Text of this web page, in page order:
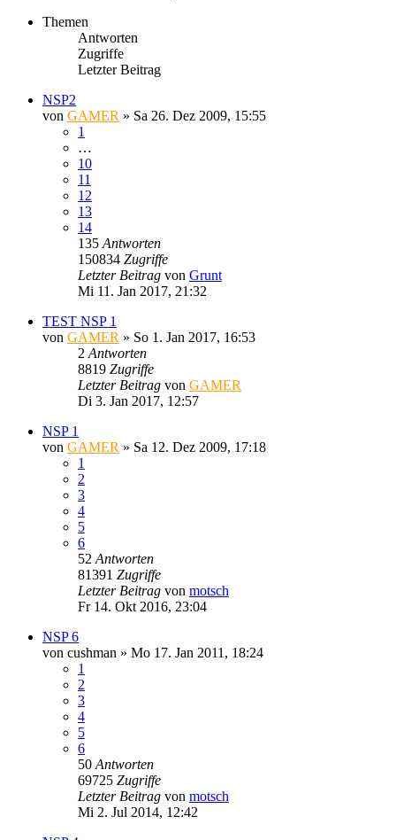
Themen
Antworten
Zugriffe
Letzter Beitrag
NSP2
von GAMER » Sa 26. Dez 2009, 15:55
1
…
10
11
12
13
14
135 Antworten
150834 Zugriffe
Letzter Beitrag von Grunt
Mi 11. Jan 2017, 21:32
TEST NSP 1
von GAMER » So 1. Jan 2017, 16:53
2 Antworten
8819 Zugriffe
Letzter Beitrag von GAMER
Di 3. Jan 2017, 12:57
NSP 1
von GAMER » Sa 12. Dez 2009, 17:18
1
2
3
4
5
6
52 Antworten
81391 Zugriffe
Letzter Beitrag von motsch
Fr 14. Okt 2016, 23:04
NSP 6
von cushman » Mo 17. Jan 2011, 18:24
1
2
3
4
5
6
50 Antworten
69725 Zugriffe
Letzter Beitrag von motsch
Mi 2. Jul 2014, 12:42